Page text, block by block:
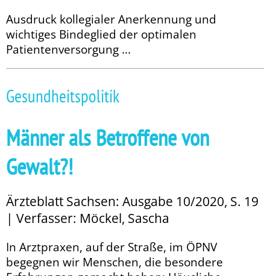
Ausdruck kollegialer Anerkennung und
wichtiges Bindeglied der optimalen
Patientenversorgung ...
Gesundheitspolitik
Männer als Betroffene von
Gewalt?!
Ärzteblatt Sachsen: Ausgabe 10/2020, S. 19
| Verfasser: Möckel, Sascha
In Arztpraxen, auf der Straße, im ÖPNV
begegnen wir Menschen, die besondere